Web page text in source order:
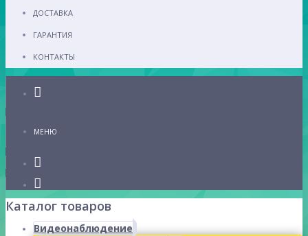
ДОСТАВКА
ГАРАНТИЯ
КОНТАКТЫ
МЕНЮ
Каталог товаров
Видеонаблюдение